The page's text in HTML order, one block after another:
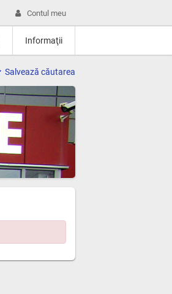
Contul meu
Informaţii
Salvează căutarea